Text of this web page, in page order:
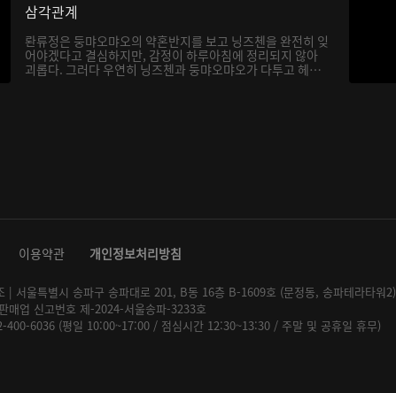
삼각관계
롼류정은 둥먀오먀오의 약혼반지를 보고 닝즈첸을 완전히 잊
어야겠다고 결심하지만, 감정이 하루아침에 정리되지 않아
괴롭다. 그러다 우연히 닝즈첸과 둥먀오먀오가 다투고 헤어
이용약관 개인정보처리방침
| 서울특별시 송파구 송파대로 201, B동 16층 B-1609호 (문정동, 송파테라타워2)
매업 신고번호 제-2024-서울송파-3233호
6036 (평일 10:00~17:00 / 점심시간 12:30~13:30 / 주말 및 공휴일 휴무)